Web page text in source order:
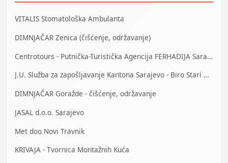
VITALIS Stomatološka Ambulanta
DIMNJAČAR Zenica (čišćenje, održavanje)
Centrotours - Putnička-Turistička Agencija FERHADIJA Sarajevo
J.U. Služba za zapošljavanje Kantona Sarajevo - Biro Stari Grad
DIMNJAČAR Goražde - čišćenje, održavanje
JASAL d.o.o. Sarajevo
Met doo Novi Travnik
KRIVAJA - Tvornica Montažnih Kuća